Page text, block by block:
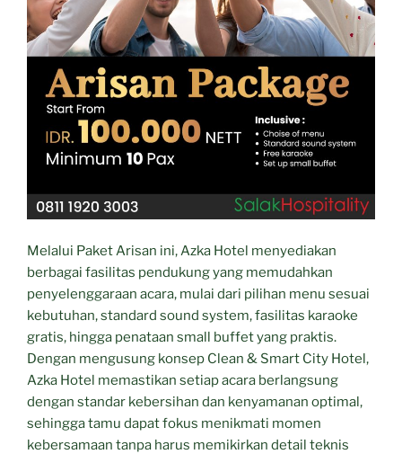
Melalui Paket Arisan ini, Azka Hotel menyediakan
berbagai fasilitas pendukung yang memudahkan
penyelenggaraan acara, mulai dari pilihan menu sesuai
kebutuhan, standard sound system, fasilitas karaoke
gratis, hingga penataan small buffet yang praktis.
Dengan mengusung konsep Clean & Smart City Hotel,
Azka Hotel memastikan setiap acara berlangsung
dengan standar kebersihan dan kenyamanan optimal,
sehingga tamu dapat fokus menikmati momen
kebersamaan tanpa harus memikirkan detail teknis